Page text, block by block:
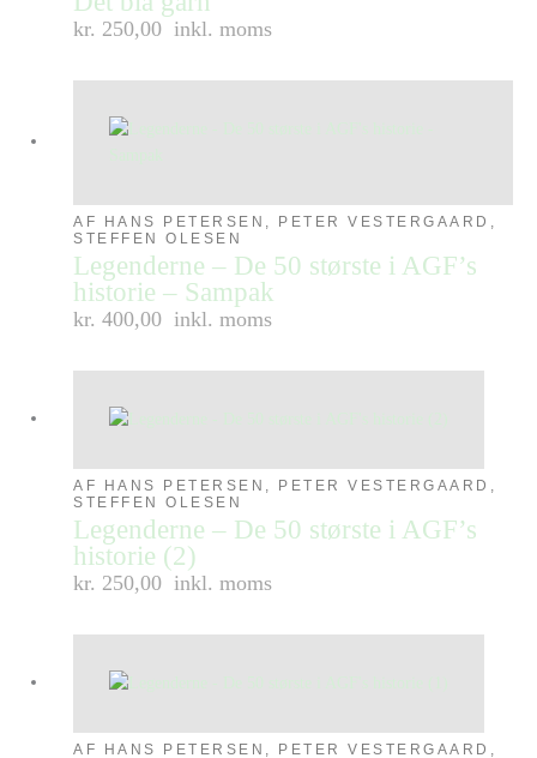
kr. 250,00 inkl. moms
AF HANS PETERSEN, PETER VESTERGAARD,
STEFFEN OLESEN
Legenderne – De 50 største i AGF’s
historie – Sampak
kr. 400,00 inkl. moms
AF HANS PETERSEN, PETER VESTERGAARD,
STEFFEN OLESEN
Legenderne – De 50 største i AGF’s
historie (2)
kr. 250,00 inkl. moms
AF HANS PETERSEN, PETER VESTERGAARD,